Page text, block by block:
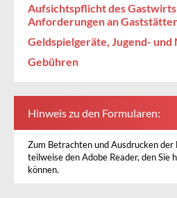
Aufsichtspflicht des
Anforderungen an
Geldspielgeräte, Jugend-
Gebühren
Hinweis zu den Formularen:
Zum Betrachten und Ausdrucken der
teilweise den Adobe Reader, den Sie
können.